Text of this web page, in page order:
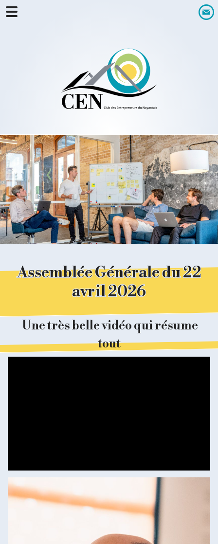
Assemblée Générale du 22
avril 2026
Une très belle vidéo qui résume
tout